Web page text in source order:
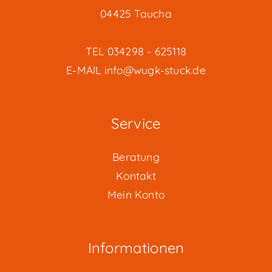
04425 Taucha
TEL 034298 - 625118
E-MAIL info@wugk-stuck.de
Service
Beratung
Kontakt
Mein Konto
Informationen